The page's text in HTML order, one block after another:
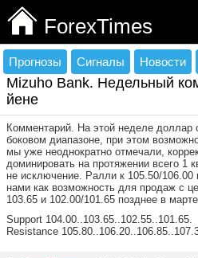
ForexTimes
Прогнозы Сигналы Новости
Mizuho Bank. Недельный
йене
Комментарий. На этой неделе доллар
боковом диапазоне, при этом
мы уже неоднократно отмечали,
доминировать на протяжении всего 1
не исключение. Ралли к 105.50/106.00
нами как возможность для продаж с
103.65 и 102.00/101.65 позднее в
Support 104.00..103.65..102.55..101.65.
Resistance